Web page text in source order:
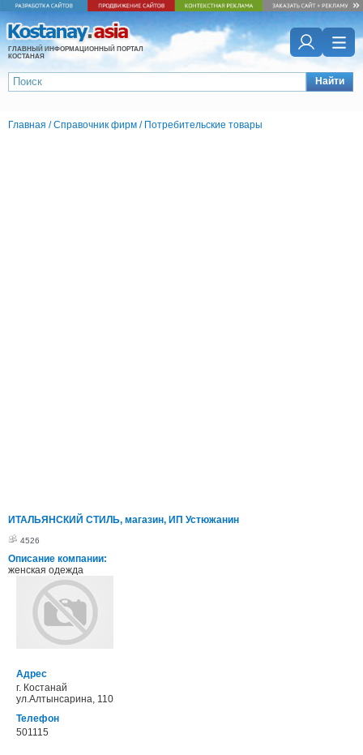
ГЛАВНЫЙ ИНФОРМАЦИОННЫЙ ПОРТАЛ
КОСТАНАЯ
Найти
Главная /Справочник фирм / Потребительские товары
ИТАЛЬЯНСКИЙ СТИЛЬ, магазин, ИП Устюжанин
4526
Описание компании:
женская одежда
Адрес
г. Костанай
ул.Алтынсарина, 110
Телефон
501115